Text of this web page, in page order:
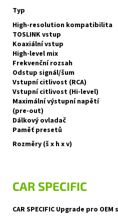
Typ
High‑resolution kompatibilita
TOSLINK vstup
Koaxiální vstup
High‑level mix
Frekvenční rozsah
Odstup signál/šum
Vstupní citlivost (RCA)
Vstupní citlivost (Hi-level)
Maximální výstupní napětí
(pre‑out)
Dálkový ovladač
Paměť presetů
Rozměry (š x h x v)
CAR SPECIFIC
CAR SPECIFIC Upgrade pro